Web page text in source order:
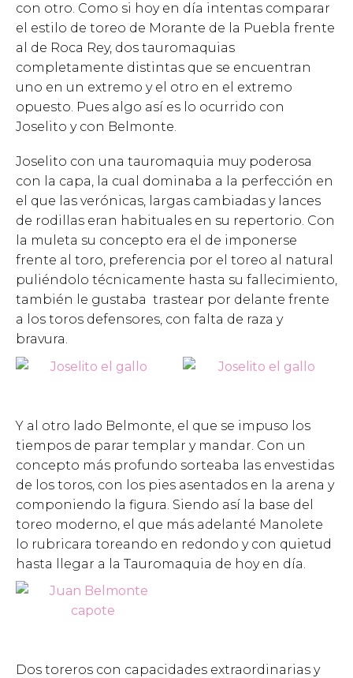
con otro. Como si hoy en día intentas comparar
el estilo de toreo de Morante de la Puebla frente
al de Roca Rey, dos tauromaquias
completamente distintas que se encuentran
uno en un extremo y el otro en el extremo
opuesto. Pues algo así es lo ocurrido con
Joselito y con Belmonte.
Joselito con una tauromaquia muy poderosa
con la capa, la cual dominaba a la perfección en
el que las verónicas, largas cambiadas y lances
de rodillas eran habituales en su repertorio. Con
la muleta su concepto era el de imponerse
frente al toro, preferencia por el toreo al natural
puliéndolo técnicamente hasta su fallecimiento,
también le gustaba trastear por delante frente
a los toros defensores, con falta de raza y
bravura.
Y al otro lado Belmonte, el que se impuso los
tiempos de parar templar y mandar. Con un
concepto más profundo sorteaba las envestidas
de los toros, con los pies asentados en la arena y
componiendo la figura. Siendo así la base del
toreo moderno, el que más adelanté Manolete
lo rubricara toreando en redondo y con quietud
hasta llegar a la Tauromaquia de hoy en día.
Dos toreros con capacidades extraordinarias y